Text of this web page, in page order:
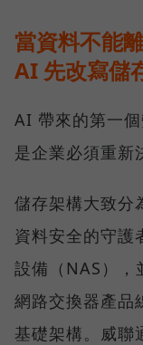
當資料不能
AI 先改寫儲
AI 帶來的第一
是企業必須重新
儲存架構大致分
資料安全的守護
設備（NAS），
網路交換器產品
基礎架構。威聯